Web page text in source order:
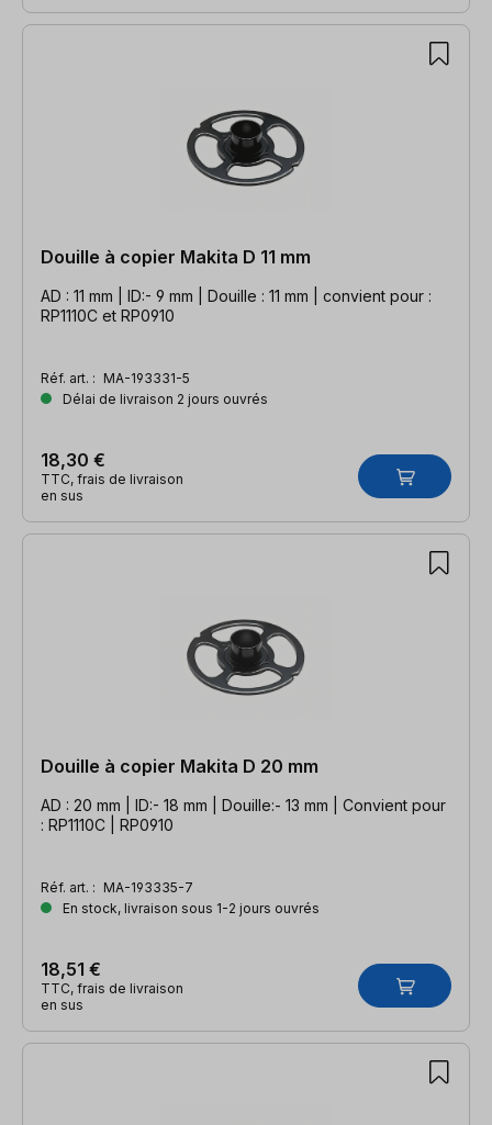
Douille à copier Makita D 11 mm
AD : 11 mm | ID:- 9 mm | Douille : 11 mm | convient pour :
RP1110C et RP0910
Réf. art. : MA-193331-5
Délai de livraison 2 jours ouvrés
18,30 €
TTC, frais de livraison
en sus
Douille à copier Makita D 20 mm
AD : 20 mm | ID:- 18 mm | Douille:- 13 mm | Convient pour
: RP1110C | RP0910
Réf. art. : MA-193335-7
En stock, livraison sous 1-2 jours ouvrés
18,51 €
TTC, frais de livraison
en sus